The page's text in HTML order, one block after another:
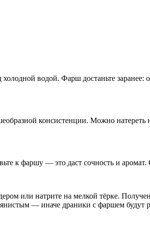
водой. Фарш достаньте
консистенции. Можно натереть
к фаршу — это даст сочность и аромат.
или натрите на мелкой тёрке.
— иначе драники с фаршем будут